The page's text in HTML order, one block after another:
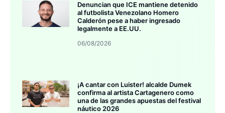
Denuncian que ICE mantiene detenido
al futbolista Venezolano Homero
Calderón pese a haber ingresado
legalmente a EE.UU.
06/08/2026
¡A cantar con Luister! alcalde Dumek
confirma al artista Cartagenero como
una de las grandes apuestas del festival
náutico 2026